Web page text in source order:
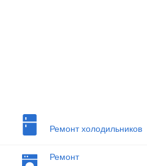
Ремонт холодильников
Ремонт